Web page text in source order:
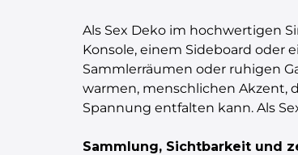
Als Sex Deko im hochwertigen
Konsole, einem Sideboard oder
Sammlerräumen oder ruhigen
warmen, menschlichen Akzent,
Spannung entfalten kann. Als
Sammlung, Sichtbarkeit und